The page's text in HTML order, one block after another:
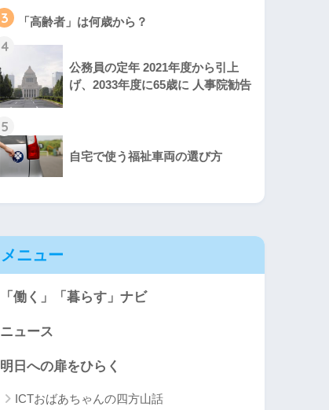
3 「高齢者」は何歳から？
4
公務員の定年 2021年度から引上
げ、2033年度に65歳に 人事院勧告
5
自宅で使う福祉車両の選び方
メニュー
「働く」「暮らす」ナビ
ニュース
明日への扉をひらく
ICTおばあちゃんの四方山話